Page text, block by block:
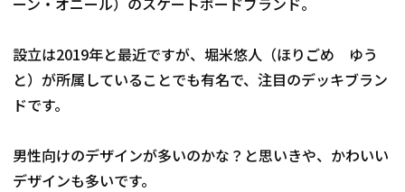
設立は2019年と最近ですが、堀米悠人（ほりごめ　ゆう
と）が所属していることでも有名で、注目のデッキブラン
ドです。
男性向けのデザインが多いのかな？と思いきや、かわいい
デザインも多いです。